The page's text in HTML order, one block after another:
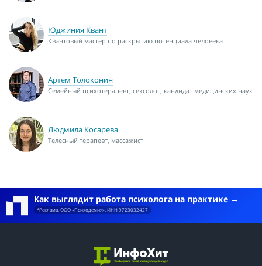
Юджиния Квант
Квантовый мастер по раскрытию потенциала человека
Артем Толоконин
Семейный психотерапевт, сексолог, кандидат медицинских наук
Людмила Косарева
Телесный терапевт, массажист
Как выглядит работа психолога на практике
*Реклама. ООО «Психодемия». ИНН 9723032427